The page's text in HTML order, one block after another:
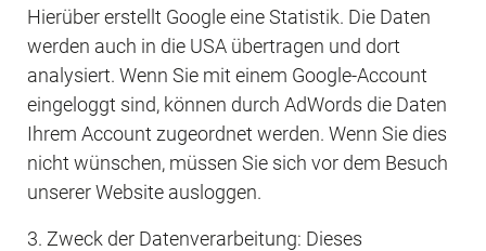
Hierüber erstellt Google eine Statistik. Die Daten
werden auch in die USA übertragen und dort
analysiert. Wenn Sie mit einem Google-Account
eingeloggt sind, können durch AdWords die Daten
Ihrem Account zugeordnet werden. Wenn Sie dies
nicht wünschen, müssen Sie sich vor dem Besuch
unserer Website ausloggen.
3. Zweck der Datenverarbeitung: Dieses